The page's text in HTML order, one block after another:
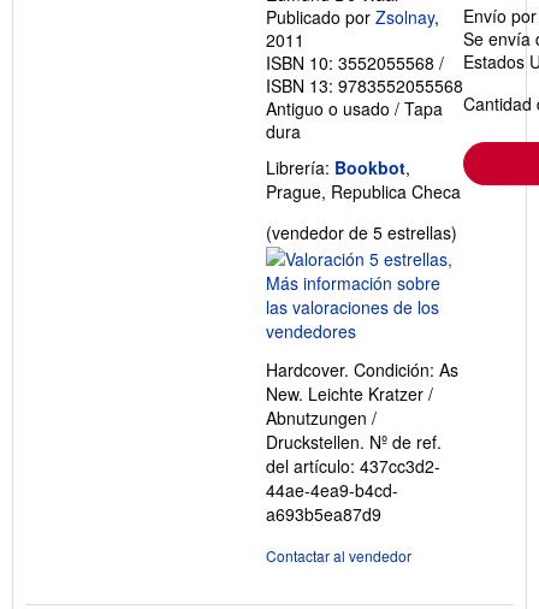
Publicado por Zsolnay,
2011
ISBN 10: 3552055568 /
ISBN 13: 9783552055568
Antiguo o usado / Tapa
dura
Librería: Bookbot,
Prague, Republica Checa
(vendedor de 5 estrellas)
estrellas
Hardcover. Condición: As
New. Leichte Kratzer /
Abnutzungen /
Druckstellen. Nº de ref.
del artículo: 437cc3d2-
44ae-4ea9-b4cd-
a693b5ea87d9
Contactar al vendedor
Envío
Se envía
Estados
Cantidad